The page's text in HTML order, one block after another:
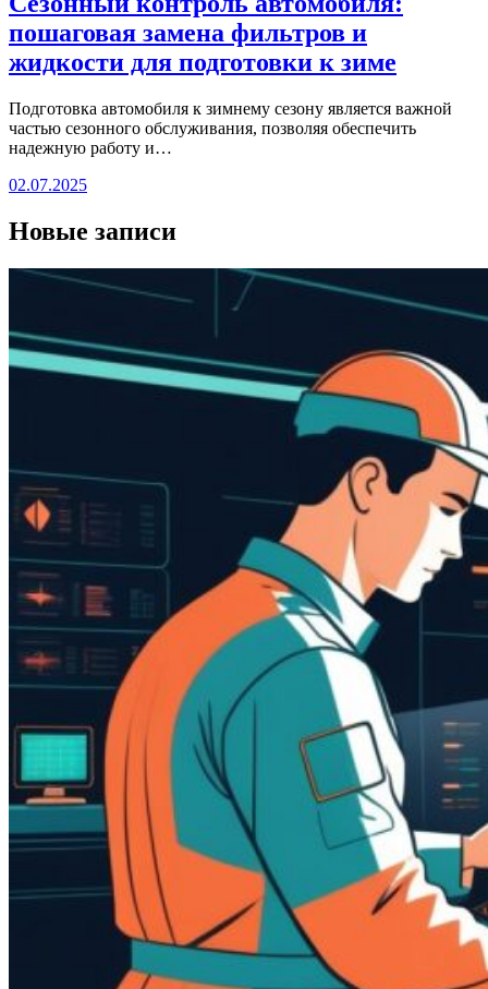
пошаговая замена фильтров и
жидкости для подготовки к зиме
Подготовка автомобиля к зимнему сезону является важной
частью сезонного обслуживания, позволяя обеспечить
надежную работу и…
02.07.2025
Новые записи